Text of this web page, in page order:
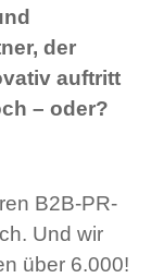
der
auftritt
– oder?
B2B-PR-
Und wir
über 6.000!